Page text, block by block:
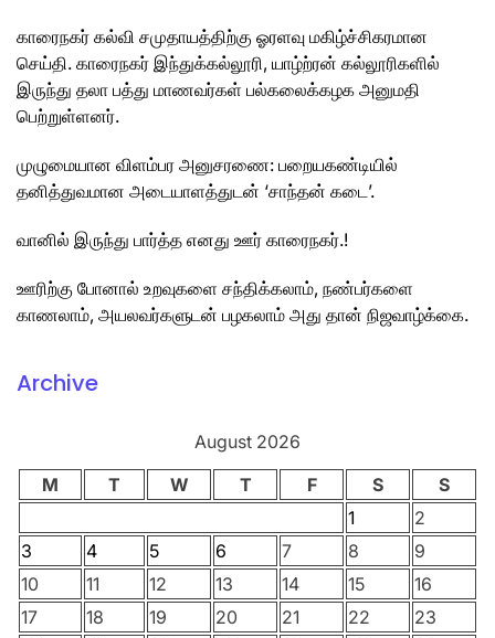
காரைநகர் கல்வி சமுதாயத்திற்கு ஓரளவு மகிழ்ச்சிகரமான
செய்தி. காரைநகர் இந்துக்கல்லூரி, யாழ்ற்ரன் கல்லூரிகளில்
இருந்து தலா பத்து மாணவர்கள் பல்கலைக்கழக அனுமதி
பெற்றுள்ளனர்.
முழுமையான விளம்பர அனுசரணை: பறையகண்டியில்
தனித்துவமான அடையாளத்துடன் ‘சாந்தன் கடை’.
வானில் இருந்து பார்த்த எனது ஊர் காரைநகர்.!
ஊரிற்கு போனால் உறவுகளை சந்திக்கலாம், நண்பர்களை
காணலாம், அயலவர்களுடன் பழகலாம் அது தான் நிஜவாழ்க்கை.
Archive
August 2026
M
T W T F S
S
1
2
3
4 5 6 7 8
9
10
11 12 13 14 15
16
17
18 19 20 21 22
23